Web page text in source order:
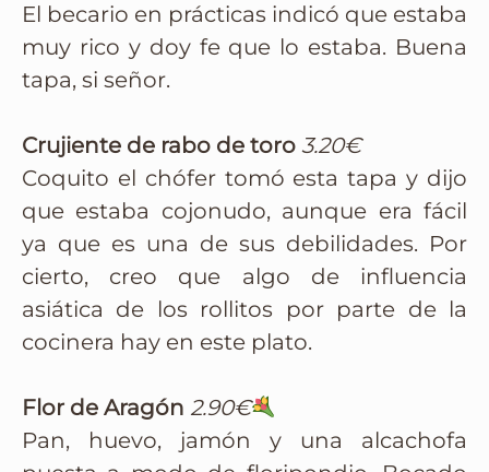
El becario en prácticas indicó que estaba
muy rico y doy fe que lo estaba. Buena
tapa, si señor.
Crujiente de rabo de toro 3.20€
Coquito el chófer tomó esta tapa y dijo
que estaba cojonudo, aunque era fácil
ya que es una de sus debilidades. Por
cierto, creo que algo de influencia
asiática de los rollitos por parte de la
cocinera hay en este plato.
Flor de Aragón 2.90€
Pan, huevo, jamón y una alcachofa